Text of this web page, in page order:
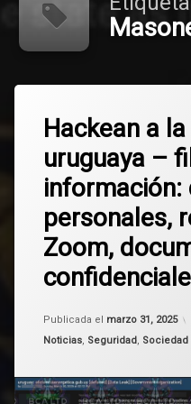
Hackean a
uruguaya –
información:
personales,
Zoom,
Publicada el marzo 31, 2025
Categorías:
Noticias, Seguridad, Sociedad
ciberseguridad
Masonería
MIEM
Uruguay
un
comentario
en
Hackean
a
la
Masonería
uruguaya
–
13GB
información:
personales,
de
Zoom,